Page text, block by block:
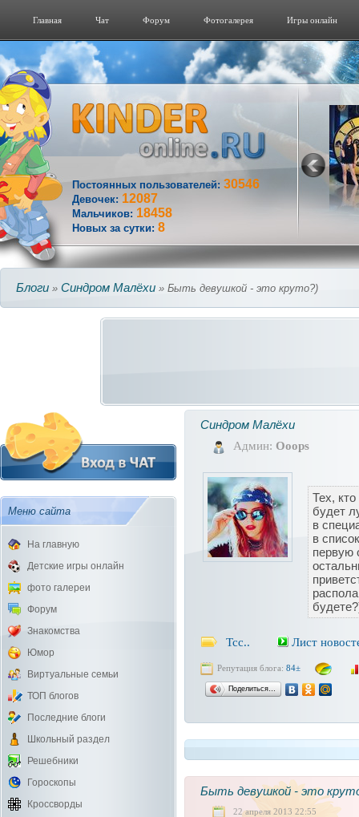
Главная Чат Форум Фотогалерeя Игры онлайн
Постоянных пользователей: 30546
Девочек: 12087
Мальчиков: 18458
Новых за сутки: 8
Блоги » Синдром Малёхи » Быть девушкой - это круто?)
Меню сайта
На главную
Детские игры онлайн
фото галереи
Форум
Знакомства
Юмор
Виртуальные семьи
ТОП блогов
Последние блоги
Школьный раздел
Решебники
Гороскопы
Кроссворды
Синдром Малёхи
Админ: Ooops
Тех, кто
будет
в
в
первую
Тсс.. Лист
Репутация блога: 84±
Поделиться…
Быть девушкой - это
22 апреля 2013 22:55